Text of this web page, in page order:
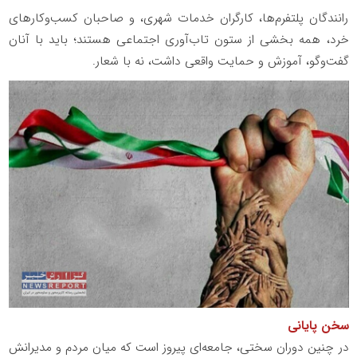
رانندگان پلتفرم‌ها، کارگران خدمات شهری، و صاحبان کسب‌وکارهای
خرد، همه بخشی از ستون تاب‌آوری اجتماعی هستند؛ باید با آنان
گفت‌وگو، آموزش و حمایت واقعی داشت، نه با شعار.
سخن پایانی
در چنین دوران سختی، جامعه‌ای پیروز است که میان مردم و مدیرانش